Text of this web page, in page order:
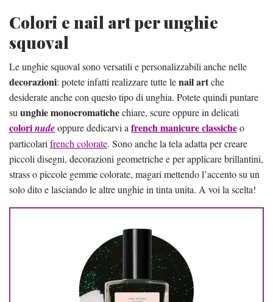
Colori e nail art per unghie
squoval
Le unghie squoval sono versatili e personalizzabili anche nelle
decorazioni: potete infatti realizzare tutte lenail artche
desiderate anche con questo tipo di unghia. Potete quindi puntare
su unghie monocromatichechiare, scure oppure in delicati
colorinudeoppure dedicarvi a french manicure classicheo
particolari french colorate. Sono anche la tela adatta per creare
piccoli disegni, decorazioni geometriche e per applicare brillantini,
strass o piccole gemme colorate, magari mettendo l’accento su un
solo dito e lasciando le altre unghie in tinta unita. A voi la scelta!